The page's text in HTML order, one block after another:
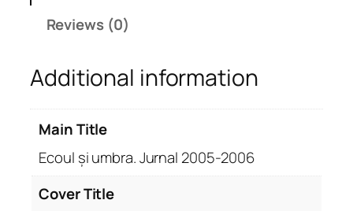
a
.
J
n
Reviews (0)
Additional information
Main Title
Ecoul și umbra. Jurnal 2005-2006
Cover Title